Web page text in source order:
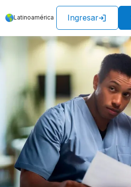
Latinoamérica Ingresar